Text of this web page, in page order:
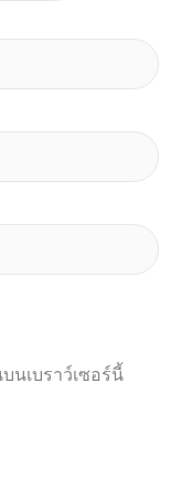
นเบราว์เซอร์นี้